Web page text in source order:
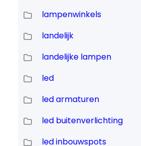
lampenwinkels
landelijk
landelijke lampen
led
led armaturen
led buitenverlichting
led inbouwspots